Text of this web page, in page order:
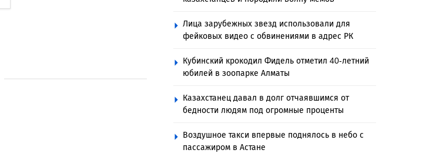
Лица зарубежных звезд использовали для
фейковых видео с обвинениями в адрес РК
Кубинский крокодил Фидель отметил 40-летний
юбилей в зоопарке Алматы
Казахстанец давал в долг отчаявшимся от
бедности людям под огромные проценты
Воздушное такси впервые поднялось в небо с
пассажиром в Астане